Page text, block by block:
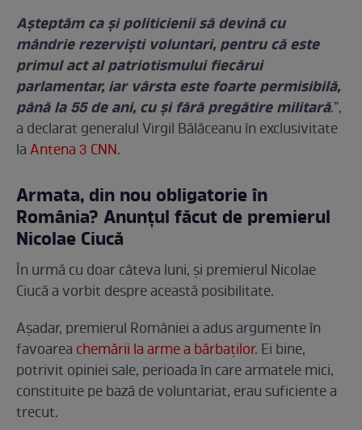
Așteptăm ca și politicienii să devină cu
mândrie rezerviști voluntari, pentru că este
primul act al patriotismului fiecărui
parlamentar, iar vârsta este foarte permisibilă,
până la 55 de ani, cu și fără pregătire militară.”,
a declarat generalul Virgil Bălăceanu în exclusivitate
laAntena 3 CNN.
Armata, din nou obligatorie în
România? Anunțul făcut de premierul
Nicolae Ciucă
În urmă cu doar câteva luni, și premierul Nicolae
Ciucă a vorbit despre această posibilitate.
Așadar, premierul României a adus argumente în
favoarea chemării la arme a bărbaților. Ei bine,
potrivit opiniei sale, perioada în care armatele mici,
constituite pe bază de voluntariat, erau suficiente a
trecut.